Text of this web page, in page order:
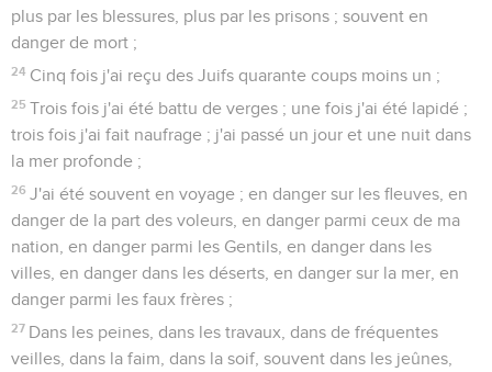
plus par les blessures, plus par les prisons ; souvent en
danger de mort ;
24 Cinq fois j'ai reçu des Juifs quarante coups moins un ;
25 Trois fois j'ai été battu de verges ; une fois j'ai été lapidé ;
trois fois j'ai fait naufrage ; j'ai passé un jour et une nuit dans
la mer profonde ;
26 J'ai été souvent en voyage ; en danger sur les fleuves, en
danger de la part des voleurs, en danger parmi ceux de ma
nation, en danger parmi les Gentils, en danger dans les
villes, en danger dans les déserts, en danger sur la mer, en
danger parmi les faux frères ;
27 Dans les peines, dans les travaux, dans de fréquentes
veilles, dans la faim, dans la soif, souvent dans les jeûnes,